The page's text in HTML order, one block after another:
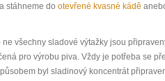
stáhneme do otevřené kvasné kádě
ne všechny sladové výtažky jsou
pro výrobu piva. Vždy je potřeba se
byl sladinový koncentrát